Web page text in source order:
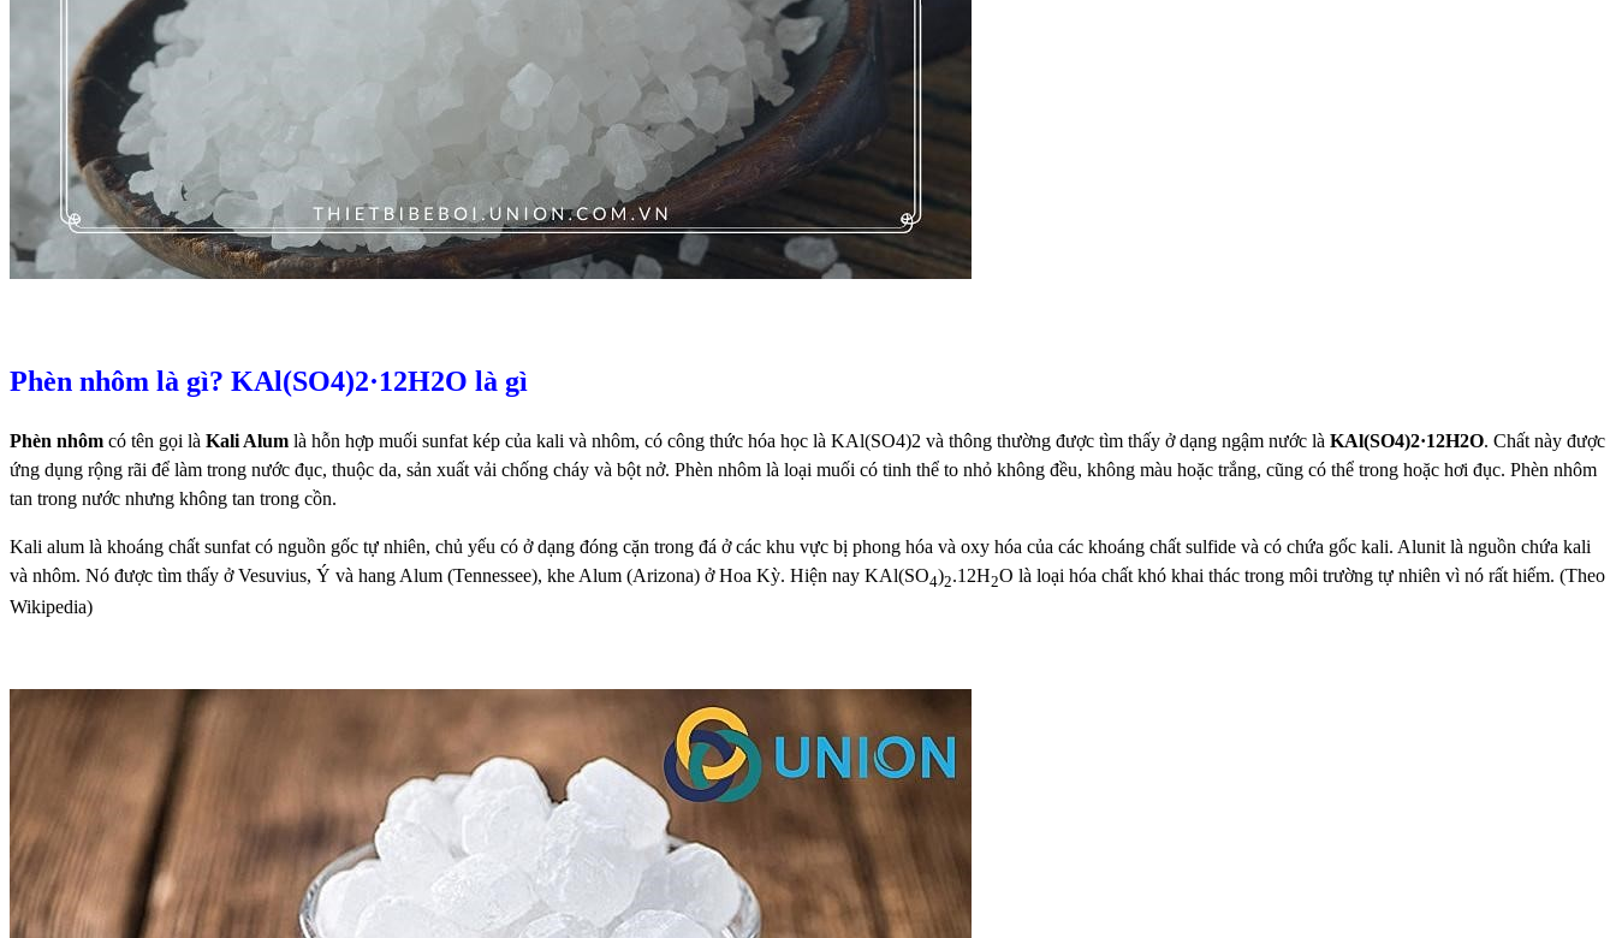
Phèn nhôm là gì? KAl(SO4)2·12H2O là gì
Phèn nhôm có tên gọi là Kali Alum là hỗn hợp muối sunfat kép của kali và nhôm, có công thức hóa học là KAl(SO4)2 và thông thường được tìm thấy ở dạng ngậm nước là KAl(SO4)2·12H2O. Chất này được
ứng dụng rộng rãi để làm trong nước đục, thuộc da, sản xuất vải chống cháy và bột nở. Phèn nhôm là loại muối có tinh thể to nhỏ không đều, không màu hoặc trắng, cũng có thể trong hoặc hơi đục. Phèn nhôm
tan trong nước nhưng không tan trong cồn.
Kali alum là khoáng chất sunfat có nguồn gốc tự nhiên, chủ yếu có ở dạng đóng cặn trong đá ở các khu vực bị phong hóa và oxy hóa của các khoáng chất sulfide và có chứa gốc kali. Alunit là nguồn chứa kali
và nhôm. Nó được tìm thấy ở Vesuvius, Ý và hang Alum (Tennessee), khe Alum (Arizona) ở Hoa Kỳ. Hiện nay KAl(SO4)2.12H2O là loại hóa chất khó khai thác trong môi trường tự nhiên vì nó rất hiếm. (Theo
Wikipedia)